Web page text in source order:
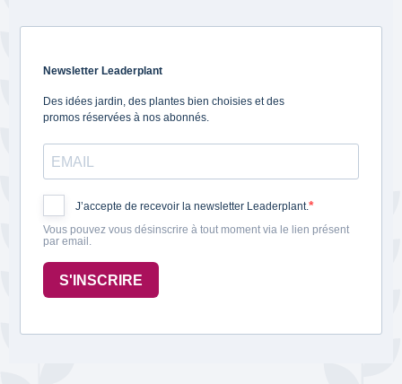
Newsletter Leaderplant
Des idées jardin, des plantes bien choisies et des
promos réservées à nos abonnés.
J’accepte de recevoir la newsletter Leaderplant.
Vous pouvez vous désinscrire à tout moment via le lien présent
par email.
S'INSCRIRE